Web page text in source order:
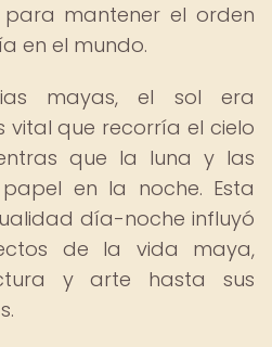
para mantener el orden
en el mundo.
mayas, el sol era
vital que recorría el cielo
que la luna y las
en la noche. Esta
día-noche influyó
de la vida maya,
y arte hasta sus